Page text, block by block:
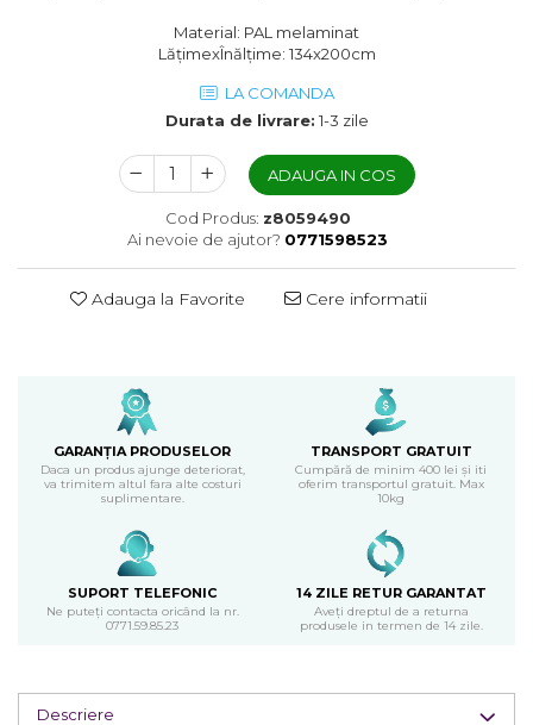
Material: PAL melaminat
LățimexÎnălțime: 134x200cm
LA COMANDA
Durata de livrare: 1-3 zile
ADAUGA IN COS
Cod Produs: z8059490
Ai nevoie de ajutor? 0771598523
Adauga la Favorite Cere informatii
GARANȚIA PRODUSELOR
Daca un produs ajunge deteriorat,
va trimitem altul fara alte costuri
suplimentare.
TRANSPORT GRATUIT
Cumpără de minim 400 lei și iti
oferim transportul gratuit. Max
10kg
SUPORT TELEFONIC
Ne puteți contacta oricând la nr.
0771.59.85.23
14 ZILE RETUR GARANTAT
Aveți dreptul de a returna
produsele in termen de 14 zile.
Descriere